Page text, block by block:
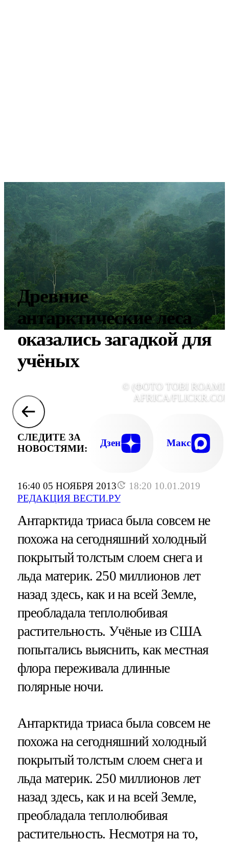
16:40 05 НОЯБРЯ 2013
18:20 10.01.2019
РЕДАКЦИЯ ВЕСТИ.РУ
Древние
антарктические леса
оказались загадкой для
учёных
© (ФОТО TOBI
AFRICA/
СЛЕДИТЕ ЗА
НОВОСТЯМИ:
Дзен Макс
Антарктида триаса была совсем не
похожа на сегодняшний холодный
покрытый толстым слоем снега и
льда материк. 250 миллионов лет
назад здесь, как и на всей Земле,
преобладала теплолюбивая
растительность. Учёные из США
попытались выяснить, как местная
флора переживала длинные
полярные ночи.
Антарктида триаса была совсем не
похожа на сегодняшний холодный
покрытый толстым слоем снега и
льда материк. 250 миллионов лет
назад здесь, как и на всей Земле,
преобладала теплолюбивая
растительность. Несмотря на то,